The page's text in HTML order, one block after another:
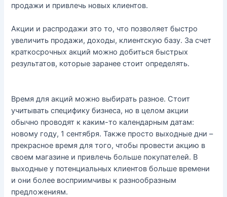
продажи и привлечь новых клиентов.
Акции и распродажи это то, что позволяет быстро
увеличить продажи, доходы, клиентскую базу. За счет
краткосрочных акций можно добиться быстрых
результатов, которые заранее стоит определять.
Время для акций можно выбирать разное. Стоит
учитывать специфику бизнеса, но в целом акции
обычно проводят к каким-то календарным датам:
новому году, 1 сентября. Также просто выходные дни –
прекрасное время для того, чтобы провести акцию в
своем магазине и привлечь больше покупателей. В
выходные у потенциальных клиентов больше времени
и они более восприимчивы к разнообразным
предложениям.